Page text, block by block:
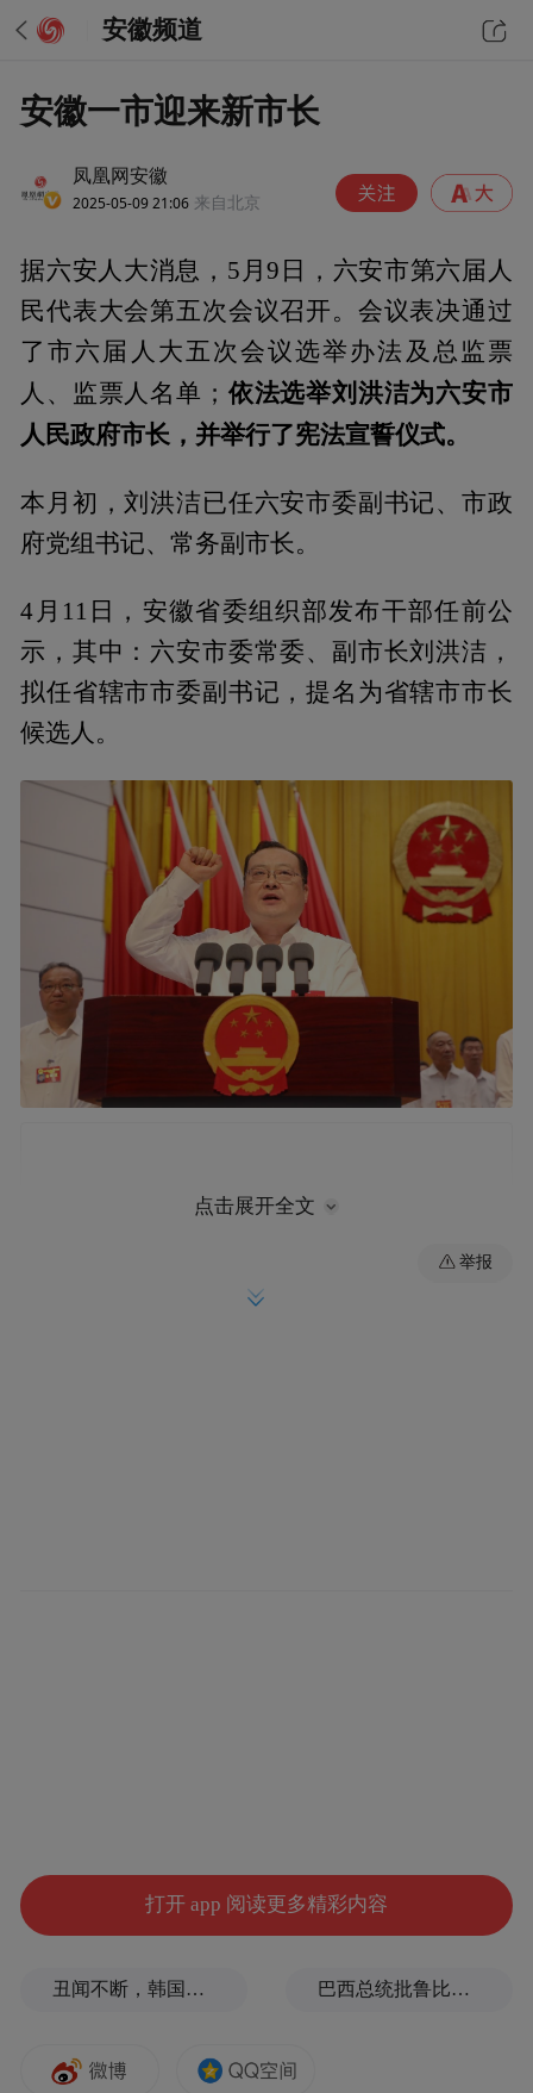
安徽频道
安徽一市迎来新市长
凤凰网安徽
2025-05-09 21:06 来自北京
据六安人大消息，5月9日，六安市第六届人
民代表大会第五次会议召开。会议表决通过
了市六届人大五次会议选举办法及总监票
人、监票人名单； 依法选举刘洪洁为六安市
人民政府市长，并举行了宪法宣誓仪式。
本月初，刘洪洁已任六安市委副书记、市政
府党组书记、常务副市长。
4月11日，安徽省委组织部发布干部任前公
示，其中：六安市委常委、副市长刘洪洁，
拟任省辖市市委副书记，提名为省辖市市长
候选人。
pictures and audios if any) is uploaded and posted
by the user of Dafeng Hao, which is a social media
platform and merely provides information storage
点击展开全文
举报
打开 app 阅读更多精彩内容
丑闻不断，韩国足协迎来“大清算” 巴西总统批鲁比奥：他是罪魁祸首